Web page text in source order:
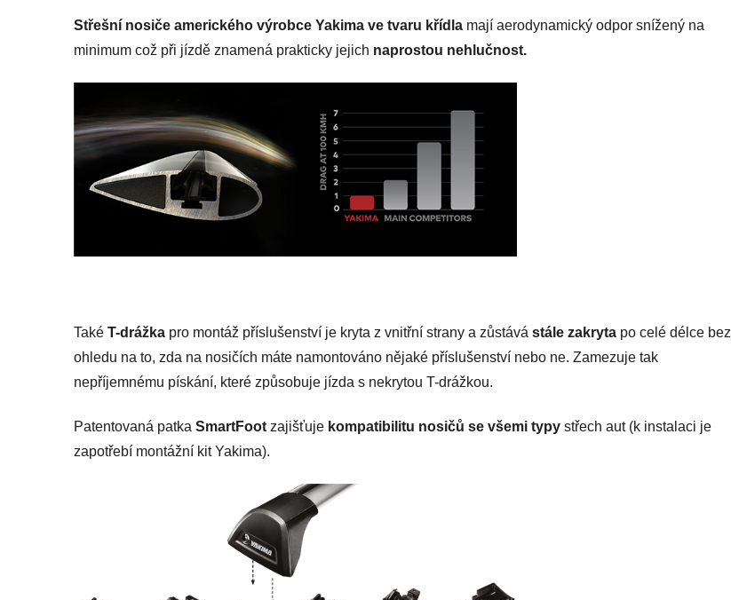
Střešní nosiče amerického výrobce Yakima ve tvaru křídla mají aerodynamický odpor snížený na
minimum což při jízdě znamená prakticky jejich naprostou nehlučnost.
Také T-drážka pro montáž příslušenství je kryta z vnitřní strany a zůstává stále zakryta po celé délce bez
ohledu na to, zda na nosičích máte namontováno nějaké příslušenství nebo ne. Zamezuje tak
nepříjemnému pískání, které způsobuje jízda s nekrytou T-drážkou.
Patentovaná patka SmartFoot zajišťuje kompatibilitu nosičů se všemi typy střech aut (k instalaci je
zapotřebí montážní kit Yakima).